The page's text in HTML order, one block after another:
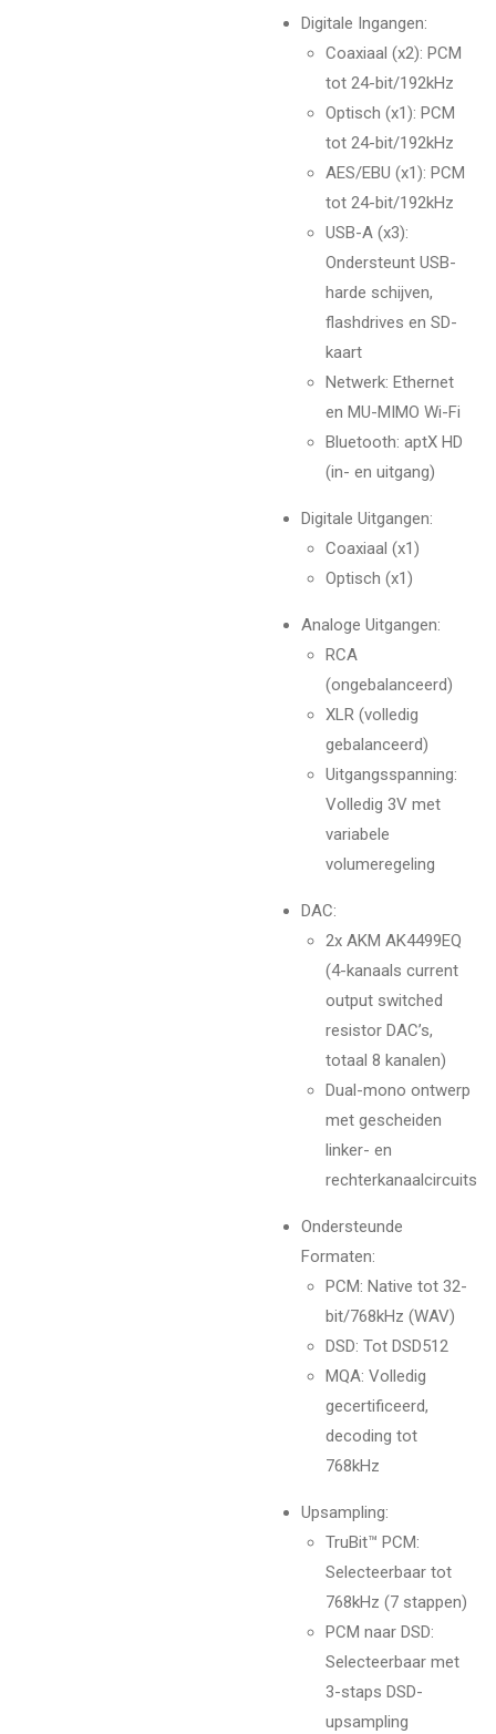
Digitale Ingangen:
Coaxiaal (x2): PCM
tot 24-bit/192kHz
Optisch (x1): PCM
tot 24-bit/192kHz
AES/EBU (x1): PCM
tot 24-bit/192kHz
USB-A (x3):
Ondersteunt USB-
harde schijven,
flashdrives en SD-
kaart
Netwerk: Ethernet
en MU-MIMO Wi-Fi
Bluetooth: aptX HD
(in- en uitgang)
Digitale Uitgangen:
Coaxiaal (x1)
Optisch (x1)
Analoge Uitgangen:
RCA
(ongebalanceerd)
XLR (volledig
gebalanceerd)
Uitgangsspanning:
Volledig 3V met
variabele
volumeregeling
DAC:
2x AKM AK4499EQ
(4-kanaals current
output switched
resistor DAC’s,
totaal 8 kanalen)
Dual-mono ontwerp
met gescheiden
linker- en
rechterkanaalcircuits
Ondersteunde
Formaten:
PCM: Native tot 32-
bit/768kHz (WAV)
DSD: Tot DSD512
MQA: Volledig
gecertificeerd,
decoding tot
768kHz
Upsampling:
TruBit™ PCM:
Selecteerbaar tot
768kHz (7 stappen)
PCM naar DSD:
Selecteerbaar met
3-staps DSD-
upsampling